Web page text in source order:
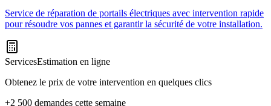
Service de réparation de portails électriques avec intervention rapide
pour résoudre vos pannes et garantir la sécurité de votre installation.
ServicesEstimation en ligne
Obtenez le prix de votre intervention en quelques clics
+2 500 demandes cette semaine